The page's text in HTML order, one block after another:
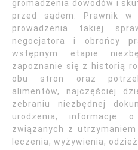
gromadzenia dowodów i
przed sądem. Prawnik w
prowadzenia takiej
negocjatora i obrońcy
wstępnym etapie
zapoznanie się z historią
obu stron oraz
alimentów, najczęściej
zebraniu niezbędnej
urodzenia, informacje o
związanych z
leczenia, wyżywienia,